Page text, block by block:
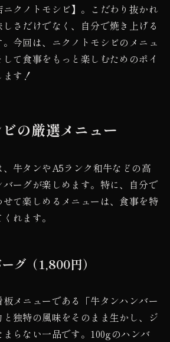
クノトモシビ】。こだわり抜かれ
さだけでなく、自分で焼き上げる
今回は、ニクノトモシビのメニュ
て食事をもっと楽しむためのポイ
す！
の厳選メニュー
牛タンやA5ランク和牛などの高
ーグが楽しめます。特に、自分で
て楽しめるメニューは、食事を特
れます。
グ（1,800円）
メニューである「牛タンハンバー
独特の風味をそのまま生かし、ジ
らない一品です。100gのハンバ